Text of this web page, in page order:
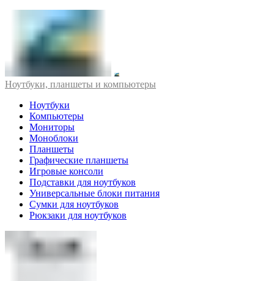
Ноутбуки, планшеты и компьютеры
Ноутбуки
Компьютеры
Мониторы
Моноблоки
Планшеты
Графические планшеты
Игровые консоли
Подставки для ноутбуков
Универсальные блоки питания
Сумки для ноутбуков
Рюкзаки для ноутбуков